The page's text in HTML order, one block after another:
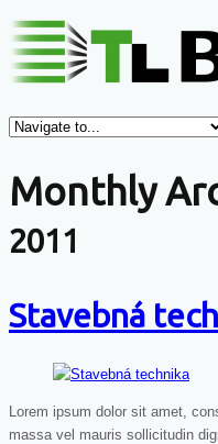
Monthly
2011
Stavebná
Lorem ipsum dolor sit amet,
massa vel mauris sollicitudin